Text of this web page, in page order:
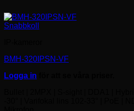
Snabbkoll
BMH-320IPSN-VF
Logga in